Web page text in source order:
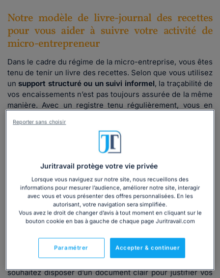
Notre modèle de livre-journal des recettes
pour vous aider à suivre votre activité de
micro-entrepreneur
Dans le cadre du régime de la micro-entreprise, vous êtes
tenu de tenir un livre des recettes. Selon que vous utilisez
un support structuré ou un suivi informel, la traçabilité de
vos encaissements n’est pas toujours assurée de la même
manière. Avec un registre tenu régulièrement, vous en
chronologique et claire.
qu’au moment des déclarations ou contrôles.
Le livre-journal des recettes permet d’enregistrer toutes
les recettes encaissées (date, nature, montant, client si
possible). Il est obligatoire et facilite le suivi de votre
activité ainsi que le respect de vos obligations fiscales.
Dans quel cas utiliser notre modèle de livre-
Vous créez ou gérez une micro-entreprise et devez suivre
vos recettes de manière régulière et conforme. Vous
souhaitez disposer d’un document clair pour justifier vos
Juritravail protège votre vie privée
Lorsque vous naviguez sur notre site, nous recueillons des
informations pour mesurer l’audience, améliorer notre site, interagir
avec vous et vous présenter des offres personnalisées. En les
autorisant, votre navigation sera simplifiée.
Vous avez le droit de changer d’avis à tout moment en cliquant sur le
bouton cookie en bas à gauche de chaque page Juritravail.com
Accepter & continuer
Paramétrer
Reporter sans choisir